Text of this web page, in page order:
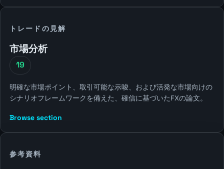
トレードの見解
市場分析
19
明確な市場ポイント、取引可能な示唆、および活発な市場向けの
シナリオフレームワークを備えた、確信に基づいたFXの論文。
Browse section
参考資料